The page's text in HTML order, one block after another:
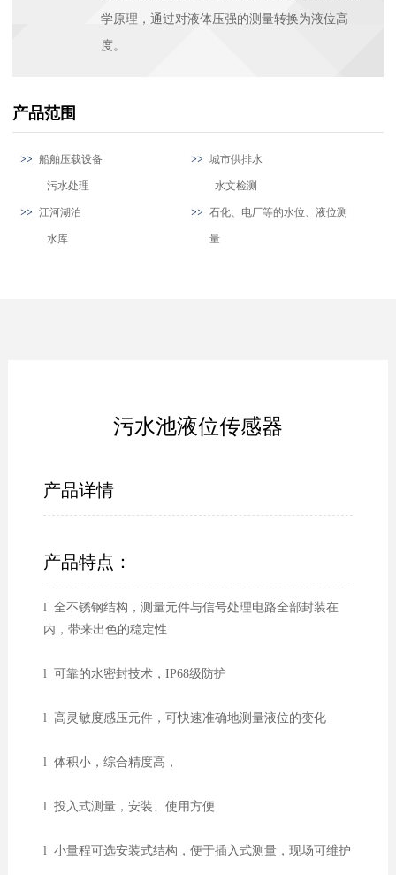
学原理，通过对液体压强的测量转换为液位高
度。
产品范围
船舶压载设备
污水处理
城市供排水
水文检测
江河湖泊
水库
石化、电厂等的水位、液位测
量
污水池液位传感器
产品详情
产品特点：
l 全不锈钢结构，测量元件与信号处理电路全部封装在
内，带来出色的稳定性
l 可靠的水密封技术，IP68级防护
l 高灵敏度感压元件，可快速准确地测量液位的变化
l 体积小，综合精度高，
l 投入式测量，安装、使用方便
l 小量程可选安装式结构，便于插入式测量，现场可维护